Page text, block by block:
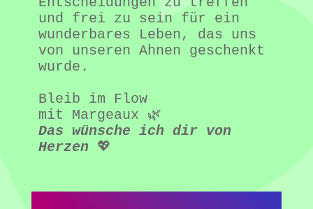
und frei zu sein für ein
wunderbares Leben, das uns
von unseren Ahnen geschenkt
wurde.
Bleib im Flow
Das wünsche ich dir von
Herzen 💖